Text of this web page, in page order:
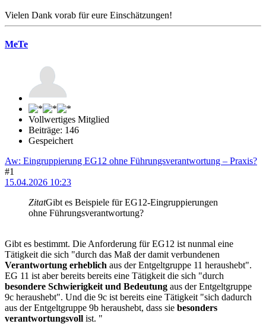
Vielen Dank vorab für eure Einschätzungen!
MeTe
Vollwertiges Mitglied
Beiträge: 146
Gespeichert
Aw: Eingruppierung EG12 ohne Führungsverantwortung – Praxis?
#1
15.04.2026 10:23
ZitatGibt es Beispiele für EG12-Eingruppierungen
ohne Führungsverantwortung?
Gibt es bestimmt. Die Anforderung für EG12 ist nunmal eine
Tätigkeit die sich "durch das Maß der damit verbundenen
Verantwortung erheblich aus der Entgeltgruppe 11 heraushebt".
EG 11 ist aber bereits bereits eine Tätigkeit die sich "durch
besondere Schwierigkeit und Bedeutung aus der Entgeltgruppe
9c heraushebt". Und die 9c ist bereits eine Tätigkeit "sich dadurch
aus der Entgeltgruppe 9b heraushebt, dass sie besonders
verantwortungsvoll ist. "